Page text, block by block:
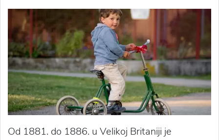
Od 1881. do 1886. u Velikoj Britaniji je